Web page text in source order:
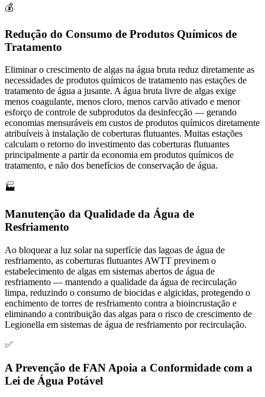
💰
Redução do Consumo de Produtos Químicos de
Tratamento
Eliminar o crescimento de algas na água bruta reduz diretamente as
necessidades de produtos químicos de tratamento nas estações de
tratamento de água a jusante. A água bruta livre de algas exige
menos coagulante, menos cloro, menos carvão ativado e menor
esforço de controle de subprodutos da desinfecção — gerando
economias mensuráveis em custos de produtos químicos diretamente
atribuíveis à instalação de coberturas flutuantes. Muitas estações
calculam o retorno do investimento das coberturas flutuantes
principalmente a partir da economia em produtos químicos de
tratamento, e não dos benefícios de conservação de água.
🏭
Manutenção da Qualidade da Água de
Resfriamento
Ao bloquear a luz solar na superfície das lagoas de água de
resfriamento, as coberturas flutuantes AWTT previnem o
estabelecimento de algas em sistemas abertos de água de
resfriamento — mantendo a qualidade da água de recirculação
limpa, reduzindo o consumo de biocidas e algicidas, protegendo o
enchimento de torres de resfriamento contra a bioincrustação e
eliminando a contribuição das algas para o risco de crescimento de
Legionella em sistemas de água de resfriamento por recirculação.
✅
A Prevenção de FAN Apoia a Conformidade com a
Lei de Água Potável